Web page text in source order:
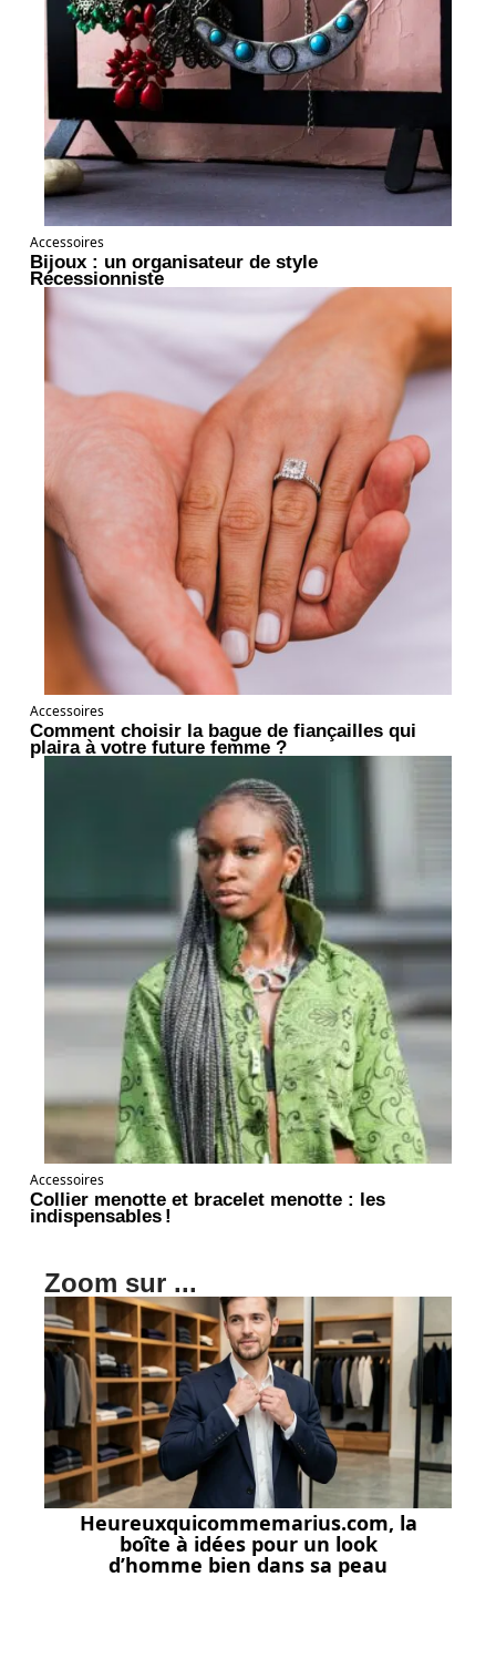
Accessoires
Bijoux : un organisateur de style
Récessionniste
Accessoires
Comment choisir la bague de fiançailles qui
plaira à votre future femme ?
Accessoires
Collier menotte et bracelet menotte : les
indispensables !
Zoom sur ...
Heureuxquicommemarius.com, la
boîte à idées pour un look
d’homme bien dans sa peau